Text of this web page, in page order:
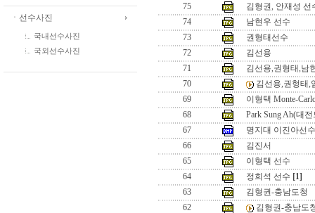
ㆍ선수사진
국내선수사진
국외선수사진
75
김형권, 안재성 선
74
남현우 선수
73
권형태선수
72
김선용
71
김선용,권형태,남
70
김선용,권형태,
69
이형택 Monte-
68
Park Sung Ah(대
67
명지대 이진아선
66
김진서
65
이형택 선수
64
정희석 선수 [1]
63
김형권-충남도청
62
김형권-충남도